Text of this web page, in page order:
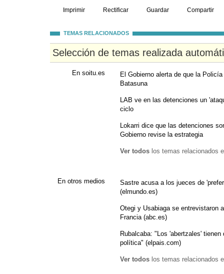
Imprimir Rectificar Guardar Compartir
TEMAS RELACIONADOS
Selección de temas realizada
En soitu.es
El Gobierno alerta de que la
Batasuna
LAB ve en las detenciones un
ciclo
Lokarri dice que las detenciones
Gobierno revise la estrategia
Ver todos los temas relacionados
En otros medios
Sastre acusa a los jueces de
(elmundo.es)
Otegi y Usabiaga se entrevistaron
Francia (abc.es)
Rubalcaba: "Los 'abertzales'
política" (elpais.com)
Ver todos los temas relacionados